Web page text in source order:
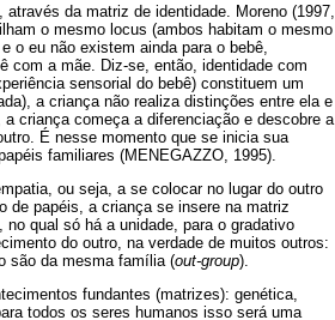
da matriz de identidade. Moreno (1997,
o mesmo locus (ambos habitam o mesmo
o eu não existem ainda para o bebê,
com a mãe. Diz-se, então, identidade com
sensorial do bebê) constituem um
a criança não realiza distinções entre ela e
criança começa a diferenciação e descobre a
É nesse momento que se inicia sua
familiares (MENEGAZZO, 1995).
ou seja, a se colocar no lugar do outro
de papéis, a criança se insere na matriz
qual só há a unidade, para o gradativo
do outro, na verdade de muitos outros:
são da mesma família (out-group).
fundantes (matrizes): genética,
todos os seres humanos isso será uma